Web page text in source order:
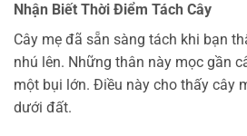
Nhận Biết Thời Điểm Tách Cây
Cây mẹ đã sẵn sàng tách khi bạn
nhú lên. Những thân này mọc gần
một bụi lớn. Điều này cho thấy cây
dưới đất.